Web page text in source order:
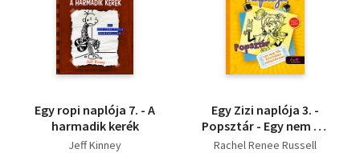
Egy ropi naplója 7. - A
harmadik kerék
Jeff Kinney
Egy Zizi naplója 3. -
Popsztár - Egy nem túl
tehetséges popsztár
Rachel Renee Russell